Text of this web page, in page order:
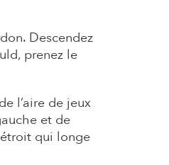
Descendez
prenez le
l’aire de jeux
et de
qui longe